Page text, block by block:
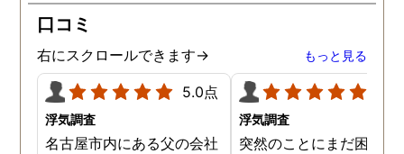
口コミ
右にスクロールできます→ もっと見る
5.0点
浮気調査
名古屋市内にある父の会社
浮気調査
突然のことにまだ困惑し